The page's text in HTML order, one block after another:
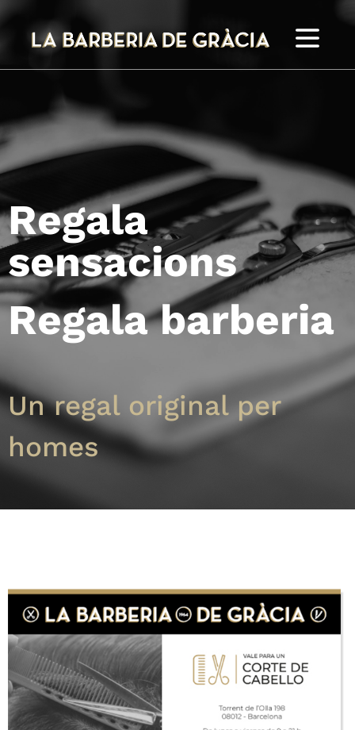
Regala
sensacions
Regala barberia
Un regal original per
homes